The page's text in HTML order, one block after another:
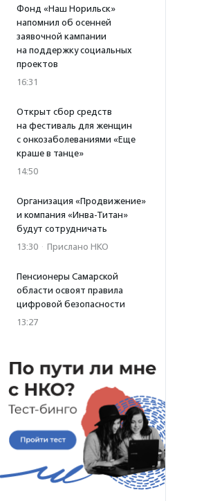
Фонд «Наш Норильск»
напомнил об осенней
заявочной кампании
на поддержку социальных
проектов
16:31
Открыт сбор средств
на фестиваль для женщин
с онкозаболеваниями «Еще
краше в танце»
14:50
Организация «Продвижение»
и компания «Инва-Титан»
будут сотрудничать
13:30 · Прислано НКО
Пенсионеры Самарской
области освоят правила
цифровой безопасности
13:27